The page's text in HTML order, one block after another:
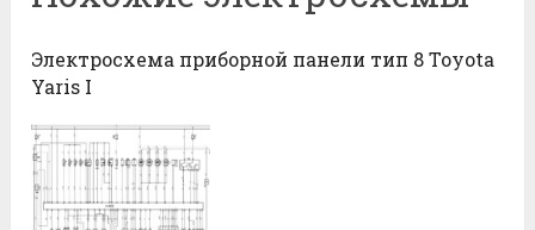
Электросхема приборной панели тип 8 Toyota
Yaris I